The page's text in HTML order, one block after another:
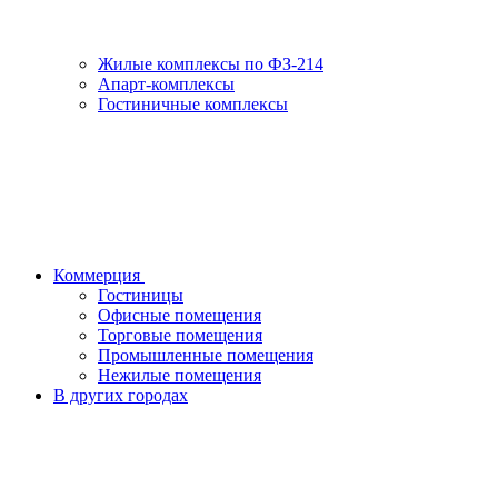
Жилые комплексы по ФЗ-214
Апарт-комплексы
Гостиничные комплексы
Коммерция
Гостиницы
Офисные помещения
Торговые помещения
Промышленные помещения
Нежилые помещения
В других городах